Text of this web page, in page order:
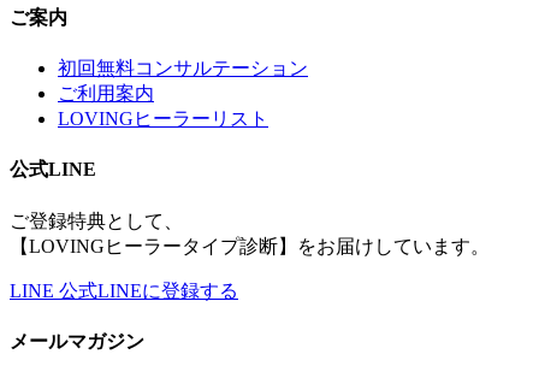
ご案内
初回無料コンサルテーション
ご利用案内
LOVINGヒーラーリスト
公式LINE
ご登録特典として、
【LOVINGヒーラータイプ診断】をお届けしています。
LINE 公式LINEに登録する
メールマガジン